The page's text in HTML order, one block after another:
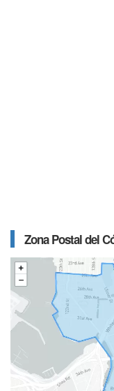
Zona Postal del